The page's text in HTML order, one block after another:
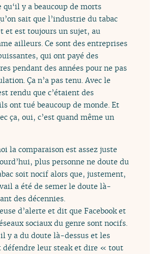
y a beaucoup de morts
sait que l’industrie du tabac
et est toujours un sujet, au
ailleurs. Ce sont des entreprises
qui ont payé des
pendant des années pour ne pas
Ça n’a pas tenu. Avec le
rendu que c’étaient des
ont tué beaucoup de monde. Et
ça, oui, c’est quand même un
la comparaison est assez juste
plus personne ne doute du
soit nocif alors que, justement,
a été de semer le doute là-
des décennies.
d’alerte et dit que Facebook et
sociaux du genre sont nocifs.
y a du doute là-dessus et les
défendre leur steak et dire « tout